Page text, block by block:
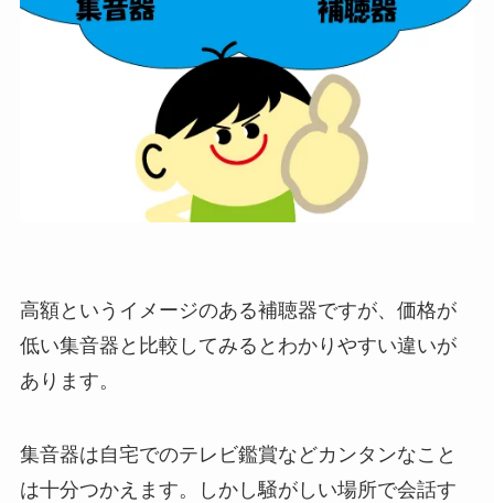
高額というイメージのある補聴器ですが、価格が
低い集音器と比較してみるとわかりやすい違いが
あります。
集音器は自宅でのテレビ鑑賞などカンタンなこと
は十分つかえます。しかし騒がしい場所で会話す